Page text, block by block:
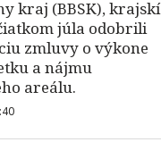
kraj (BBSK), krajskí
júla odobrili
zmluvy o výkone
a nájmu
areálu.